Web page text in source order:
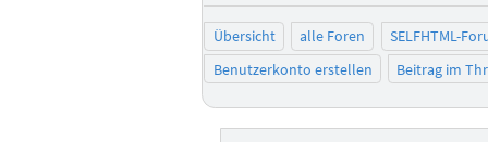
Übersicht alle Foren
SELFHTML-
Benutzerkonto erstellen
Beitrag im